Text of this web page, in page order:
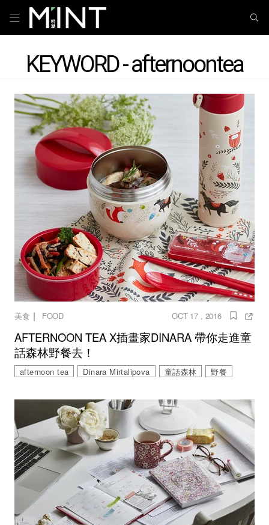
KEYWORD - afternoontea
美食 ｜ FOOD OCT 17 , 2016
AFTERNOON TEA X插畫家DINARA 帶你走進童
話森林野餐去！
afternoon tea Dinara Mirtalipova 童話森林 野餐